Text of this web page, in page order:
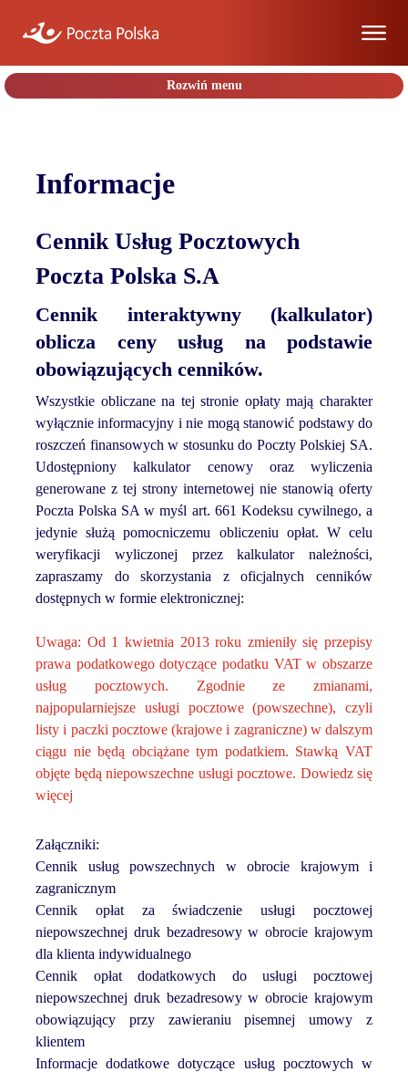
Rozwiń menu
usług
krajowych
usług
zagranicznych
pocztowe
Informacje
Cennik Usług Pocztowych
Poczta Polska S.A
Cennik interaktywny (kalkulator)
oblicza ceny usług na podstawie
obowiązujących cenników.
Wszystkie obliczane na tej stronie opłaty mają charakter
wyłącznie informacyjny i nie mogą stanowić podstawy do
roszczeń finansowych w stosunku do Poczty Polskiej SA.
Udostępniony kalkulator cenowy oraz wyliczenia
generowane z tej strony internetowej nie stanowią oferty
Poczta Polska SA w myśl art. 661 Kodeksu cywilnego, a
jedynie służą pomocniczemu obliczeniu opłat. W celu
weryfikacji wyliczonej przez kalkulator należności,
zapraszamy do skorzystania z oficjalnych cenników
dostępnych w formie elektronicznej:
Uwaga: Od 1 kwietnia 2013 roku zmieniły się przepisy
prawa podatkowego dotyczące podatku VAT w obszarze
usług pocztowych. Zgodnie ze zmianami,
najpopularniejsze usługi pocztowe (powszechne), czyli
listy i paczki pocztowe (krajowe i zagraniczne) w dalszym
ciągu nie będą obciążane tym podatkiem. Stawką VAT
objęte będą niepowszechne usługi pocztowe. Dowiedz się
więcej
Załączniki:
Cennik usług powszechnych w obrocie krajowym i
zagranicznym
Cennik opłat za świadczenie usługi pocztowej
niepowszechnej druk bezadresowy w obrocie krajowym
dla klienta indywidualnego
Cennik opłat dodatkowych do usługi pocztowej
niepowszechnej druk bezadresowy w obrocie krajowym
obowiązujący przy zawieraniu pisemnej umowy z
klientem
Informacje dodatkowe dotyczące usług pocztowych w